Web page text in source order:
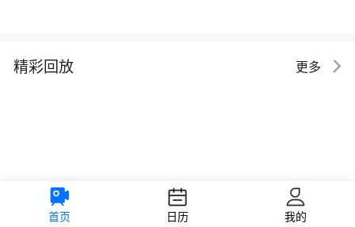
精彩回放 更多
首页 日历 我的